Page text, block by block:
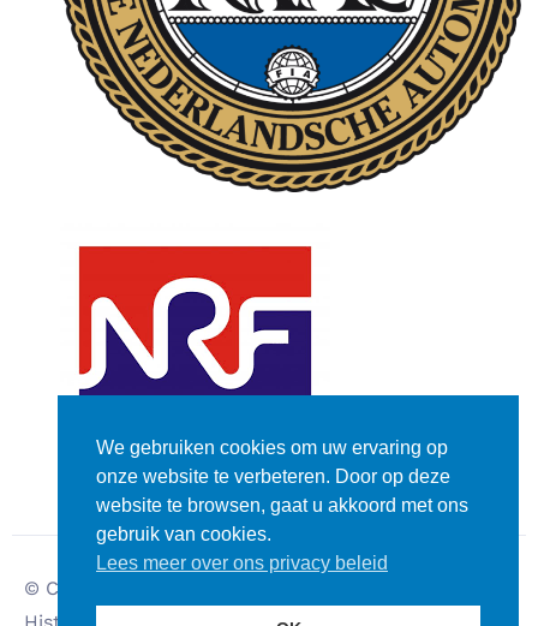
© Copyright – Dutch
We gebruiken cookies om uw ervaring op
onze website te verbeteren. Door op deze
website te browsen, gaat u akkoord met ons
gebruik van cookies.
Lees meer over ons privacy beleid